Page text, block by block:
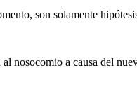
son solamente
nosocomio a causa del